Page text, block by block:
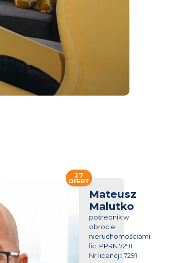
Mateusz
Malutko
pośrednik w
obrocie
nieruchomościami
lic. PPRN 7291
Nr licencji: 7291
27
OFERT